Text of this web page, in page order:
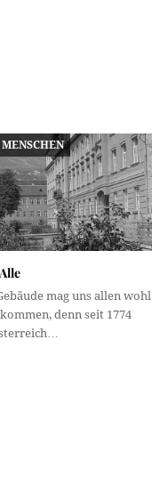
MENSCHEN
mag uns allen wohl
denn seit 1774